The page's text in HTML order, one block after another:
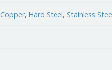
Copper, Hard Steel,Stainless